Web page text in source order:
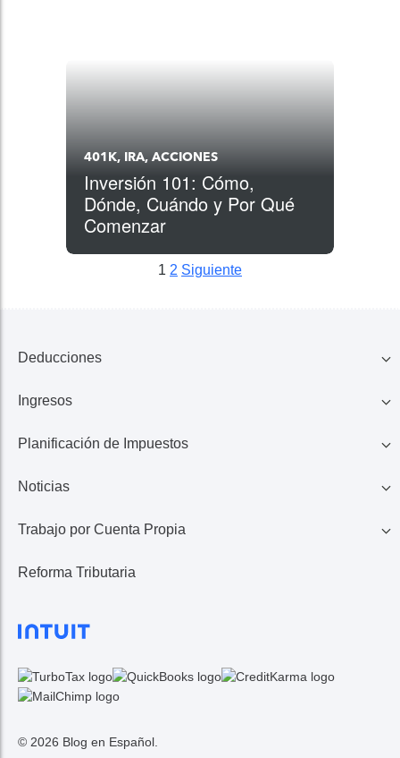
401K, IRA, ACCIONES
Inversión 101: Cómo,
Dónde, Cuándo y Por Qué
Comenzar
1 2 Siguiente
Deducciones
Familia
Educación
Ingresos
401K, IRA, Acciones
Ingresos de Negocio
Planificación de Impuestos
Ahorros
Calculadora de Impuestos
Noticias
Lo Último en Impuestos
Noticias TurboTax
Trabajo por Cuenta Propia
1099 MISC/K
Gastos
Reforma Tributaria
© 2026 Blog en Español.